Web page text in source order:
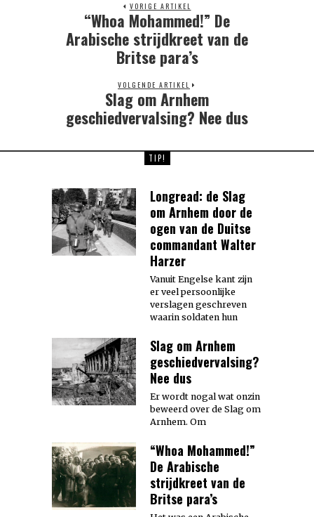
VORIGE ARTIKEL
Previous
post:
“Whoa Mohammed!” De
Arabische strijdkreet van de
Britse para’s
VOLGENDE ARTIKEL
Next
post:
Slag om Arnhem
geschiedvervalsing? Nee dus
TIP!
Longread: de Slag
om Arnhem door de
ogen van de Duitse
commandant Walter
Harzer
Vanuit Engelse kant zijn
er veel persoonlijke
verslagen geschreven
waarin soldaten hun
Slag om Arnhem
geschiedvervalsing?
Nee dus
Er wordt nogal wat onzin
beweerd over de Slag om
Arnhem. Om
“Whoa Mohammed!”
De Arabische
strijdkreet van de
Britse para’s